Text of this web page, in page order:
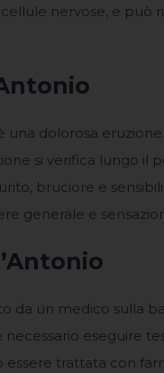
nervose, e può
dolorosa
si verifica lungo il
bruciore e
generale e
da un medico sulla
necessario eseguire
trattata con